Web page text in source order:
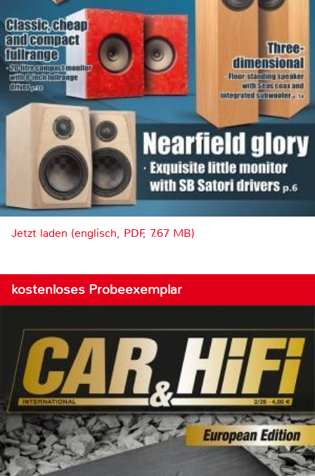
Jetzt laden (englisch, PDF, 7.67 MB)
kostenloses Probeexemplar